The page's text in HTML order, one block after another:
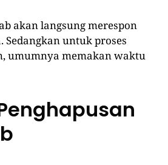
akan langsung merespon
Sedangkan untuk proses
umumnya memakan waktu